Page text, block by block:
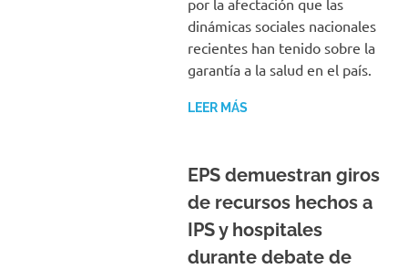
por la afectación que las
dinámicas sociales nacionales
recientes han tenido sobre la
garantía a la salud en el país.
LEER MÁS
EPS demuestran giros
de recursos hechos a
IPS y hospitales
durante debate de